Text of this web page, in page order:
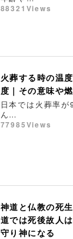
88321Views
火葬する時の温
度｜その意味や
日本では火葬率
ん…
77985Views
神道と仏教の死
道では死後故人
守り神になる